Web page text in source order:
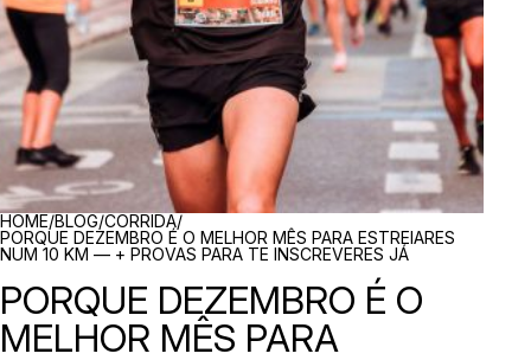
BREADCRUMBS
HOME/BLOG/CORRIDA/
PORQUE DEZEMBRO É O MELHOR MÊS PARA ESTREIARES
NUM 10 KM — + PROVAS PARA TE INSCREVERES JÁ
PORQUE DEZEMBRO É O
MELHOR MÊS PARA